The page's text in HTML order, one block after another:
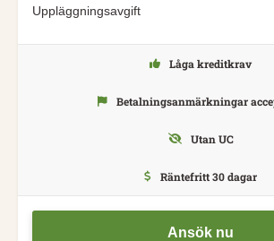
Uppläggningsavgift
Ansök nu
Låga kreditkrav
Betalningsanmärkningar
Utan UC
Räntefritt 30 dagar